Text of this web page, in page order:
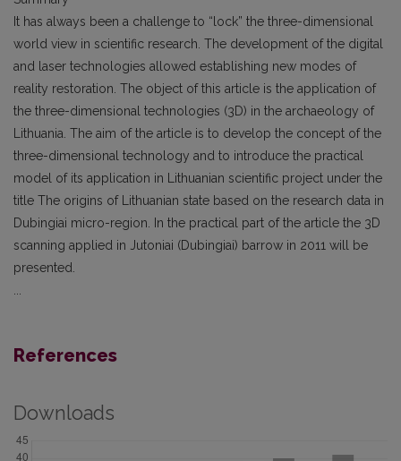
It has always been a challenge to “lock” the three-dimensional
world view in scientific research. The development of the digital
and laser technologies allowed establishing new modes of
reality restoration. The object of this article is the application of
the three-dimensional technologies (3D) in the archaeology of
Lithuania. The aim of the article is to develop the concept of the
three-dimensional technology and to introduce the practical
model of its application in Lithuanian scientific project under the
title The origins of Lithuanian state based on the research data in
Dubingiai micro-region. In the practical part of the article the 3D
scanning applied in Jutoniai (Dubingiai) barrow in 2011 will be
presented.
References
Downloads